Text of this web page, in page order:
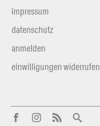
impressum
datenschutz
anmelden
einwilligungen widerrufen